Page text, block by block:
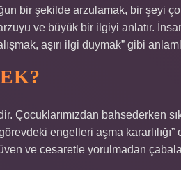
bir şekilde arzulamak, bir şeyi
ve büyük bir ilgiyi anlatır.
aşırı ilgi duymak” gibi
Çocuklarımızdan bahsederken
engelleri aşma
ve cesaretle yorulmadan